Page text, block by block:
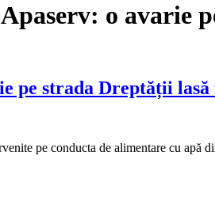
o avarie
pe strada Dreptății
pe conducta de alimentare cu